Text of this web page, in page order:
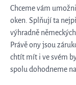
Chceme vám
oken . Splňují ta
výhradně
Právě ony jsou
chtít mít i ve svém
spolu dohodneme